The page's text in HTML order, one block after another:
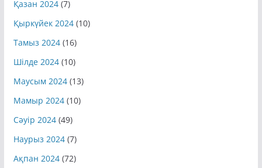
Қазан 2024(7)
Қыркүйек 2024(10)
Тамыз 2024(16)
Шілде 2024(10)
Маусым 2024(13)
Мамыр 2024(10)
Сәуір 2024(49)
Наурыз 2024(7)
Ақпан 2024(72)